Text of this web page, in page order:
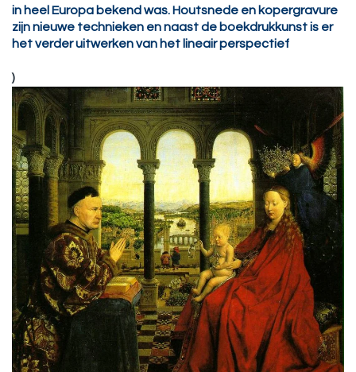
in heel Europa bekend was. Houtsnede en kopergravure
zijn nieuwe technieken en naast de boekdrukkunst is er
het verder uitwerken van het lineair perspectief
)